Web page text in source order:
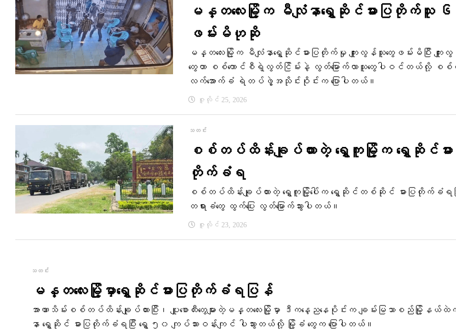
မန္တလေးမြို့က မီလျံနာရွှေဆိုင်ဓားပြတိုက်သူ ၆
ဖမ်းမိဟုဆို
မန္တလေးမြို့က မီလျံနာရွှေဆိုင်ဓားပြတိုက်မှု ကျူးလွန်သူတွေဖမ်းမိပြီး ကျူ
တွေဟာ စစ်ကောင်စီရဲ့လွတ်ငြိမ်းနဲ့ လွတ်မြောက်လာသူတွေပါဝင်တယ်လို့ စ
လက်အောက်ခံ ရဲတပ်ဖွဲ့အသိုင်းဝိုင်းက ပြောပါတယ်။
ဇူလိုင် 25, 2026
သတင်း
စစ်တပ်ထိန်းချုပ်ထားတဲ့ ရွှေကူမြို့က ရွှေဆိုင်ဓား
တိုက်ခံရ
စစ်တပ်ထိန်းချုပ်ထားတဲ့ ရွှေကူမြို့ပေါ်က ရွှေဆိုင်တစ်ဆိုင် ဓားပြတိုက်ခံရပ
တရားခံတွေ ထွက်ပြေး လွတ်မြောက်သွားပါတယ်။
ဇူလိုင် 23, 2026
သတင်း
မန္တလေးမြို့​မှာရွှေဆိုင်ဓားပြတိုက်ခံရပြန်
အာဏာသိမ်းစစ်တပ်ထိန်းချုပ်ထားပြီး၊ ပျူ​စောထီး​တွေများတဲ့မန္တလေးမြို့မှာ ဒီက​နေ့ည​နေပိုင်းက ချမ်းမြသာစည်မြို့နယ်
နာ ရွှေဆိုင် ဓားပြတိုက်ခံရပြီး ရွှေ ၅၀ ကျပ်သားဝန်းကျင် ပါသွားတယ်လို့ ‌‌‌‌‌‌‌‌‌‌‌‌‌မြို့ခံ တွေက ပြောပါတယ်။